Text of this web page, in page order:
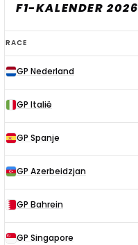
F1-KALENDER 2026
F1-
kalender
2026
RACE
GP Nederland
GP Italië
GP Spanje
GP Azerbeidzjan
GP Bahrein
GP Singapore